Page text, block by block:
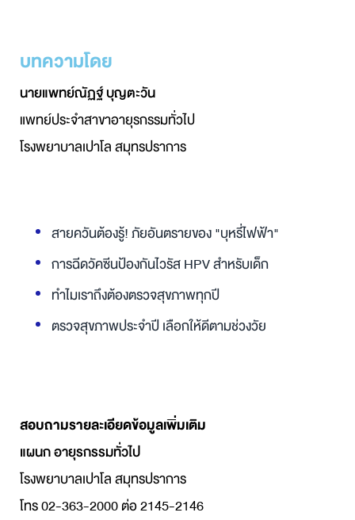
บทความโดย
นายแพทย์ณัฏฐ์ บุญตะวัน
แพทย์ประจำสาขาอายุรกรรมทั่วไป
โรงพยาบาลเปาโล สมุทรปราการ
สายควันต้องรู้! ภัยอันตรายของ "บุหรี่ไฟฟ้า"
การฉีดวัคซีนป้องกันไวรัส HPV สำหรับเด็ก
ทำไมเราถึงต้องตรวจสุขภาพทุกปี
ตรวจสุขภาพประจำปี เลือกให้ดีตามช่วงวัย
สอบถามรายละเอียดข้อมูลเพิ่มเติม
แผนก อายุรกรรมทั่วไป
โรงพยาบาลเปาโล สมุทรปราการ
โทร 02-363-2000 ต่อ 2145-2146